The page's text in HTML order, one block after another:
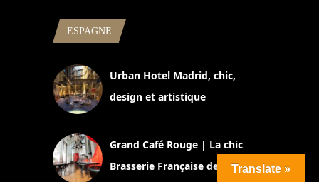
ESPAGNE
Urban Hotel Madrid, chic,
design et artistique
Grand Café Rouge | La chic
Brasserie Française de RomainTranslate »